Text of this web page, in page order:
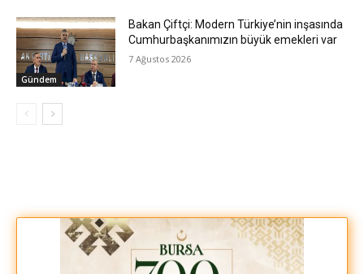
Gündem
Bakan Çiftçi: Modern Türkiye’nin inşasında
Cumhurbaşkanımızın büyük emekleri var
7 Ağustos 2026